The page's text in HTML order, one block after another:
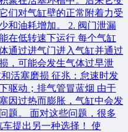
们对气缸壁的正常附着力受
和油耗增加。 2. 阀门泄漏
在低转速下运行 每个气缸
通过进气门进入气缸并通过
，可能会发生气体过早泄
活塞磨损 征兆：怠速时发
驱动；排气管冒蓝烟 由于
因过热而膨胀，气缸中会发
题。 面对这些问题，很多
提出另一种选择！ 使